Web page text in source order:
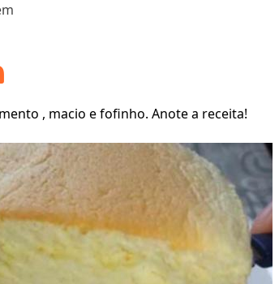
, macio e fofinho. Anote a receita!